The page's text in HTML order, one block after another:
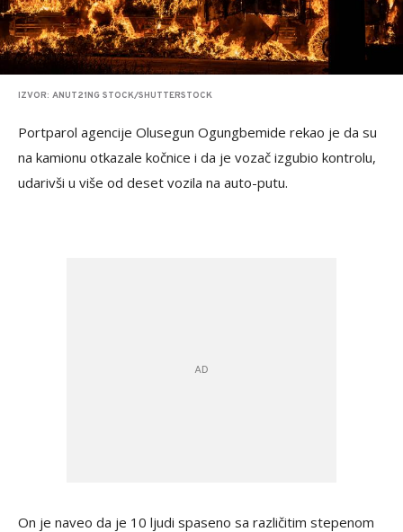
IZVOR: ANUT21NG STOCK/SHUTTERSTOCK
Portparol agencije Olusegun Ogungbemide rekao je da su
na kamionu otkazale kočnice i da je vozač izgubio kontrolu,
udarivši u više od deset vozila na auto-putu.
On je naveo da je 10 ljudi spaseno sa različitim stepenom